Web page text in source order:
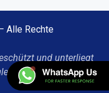
Alle Rechte
und unterliegt
Es gelten die